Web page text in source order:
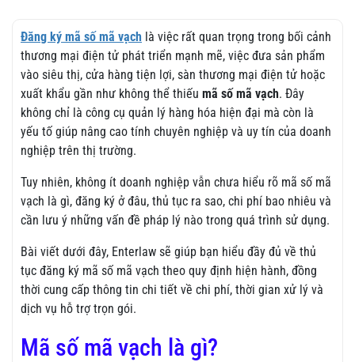
Đăng ký mã số mã vạch là việc rất quan trọng trong bối cảnh
thương mại điện tử phát triển mạnh mẽ, việc đưa sản phẩm
vào siêu thị, cửa hàng tiện lợi, sàn thương mại điện tử hoặc
xuất khẩu gần như không thể thiếu mã số mã vạch. Đây
không chỉ là công cụ quản lý hàng hóa hiện đại mà còn là
yếu tố giúp nâng cao tính chuyên nghiệp và uy tín của doanh
nghiệp trên thị trường.
Tuy nhiên, không ít doanh nghiệp vẫn chưa hiểu rõ mã số mã
vạch là gì, đăng ký ở đâu, thủ tục ra sao, chi phí bao nhiêu và
cần lưu ý những vấn đề pháp lý nào trong quá trình sử dụng.
Bài viết dưới đây, Enterlaw sẽ giúp bạn hiểu đầy đủ về thủ
tục đăng ký mã số mã vạch theo quy định hiện hành, đồng
thời cung cấp thông tin chi tiết về chi phí, thời gian xử lý và
dịch vụ hỗ trợ trọn gói.
Mã số mã vạch là gì?